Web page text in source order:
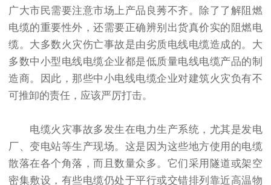
广大市民需要注意市场上产品良莠不齐。除了了解阻燃
电缆的重要性外，还需要正确辨别出货真价实的阻燃电
缆。大多数火灾伤亡事故是由劣质电线电缆造成的。大
多数中小型电线电缆企业都是低质量电线电缆产品的制
造商。因此，那些中小电线电缆企业对建筑火灾负有不
可推卸的责任，应该严厉打击。
电缆火灾事故多发生在电力生产系统，尤其是发电
厂、变电站等生产现场。这是因为这些地方使用的电缆
散落在各个角落，而且数量众多。它们采用隧道或架空
密集敷设，有些电缆仍处于平行或交错排列靠近高温物